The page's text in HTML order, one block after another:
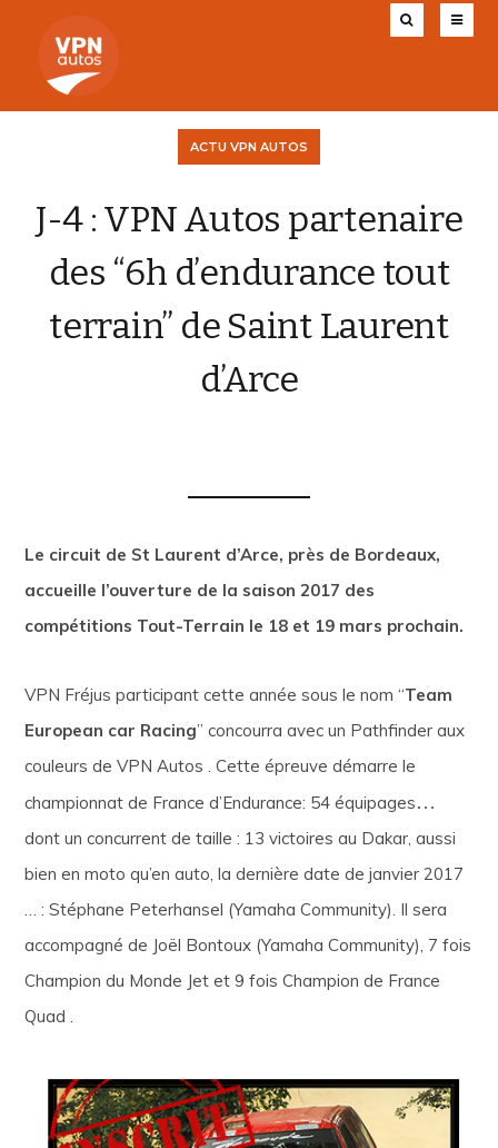
ACTU VPN AUTOS
J-4 : VPN Autos partenaire
des “6h d’endurance tout
terrain” de Saint Laurent
d’Arce
Le circuit de St Laurent d’Arce, près de Bordeaux,
accueille l’ouverture de la saison 2017 des
compétitions Tout-Terrain le 18 et 19 mars prochain.
VPN Fréjus participant cette année sous le nom “Team
European car Racing” concourra avec un Pathfinder aux
couleurs de VPN Autos . Cette épreuve démarre le
championnat de France d’Endurance: 54 équipages…
dont un concurrent de taille : 13 victoires au Dakar, aussi
bien en moto qu’en auto, la dernière date de janvier 2017
… : Stéphane Peterhansel (Yamaha Community). Il sera
accompagné de Joël Bontoux (Yamaha Community), 7 fois
Champion du Monde Jet et 9 fois Champion de France
Quad .